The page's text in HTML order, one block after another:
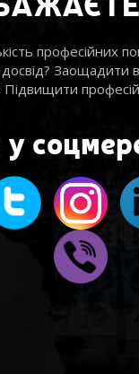
професійних
Заощадити
Підвищити